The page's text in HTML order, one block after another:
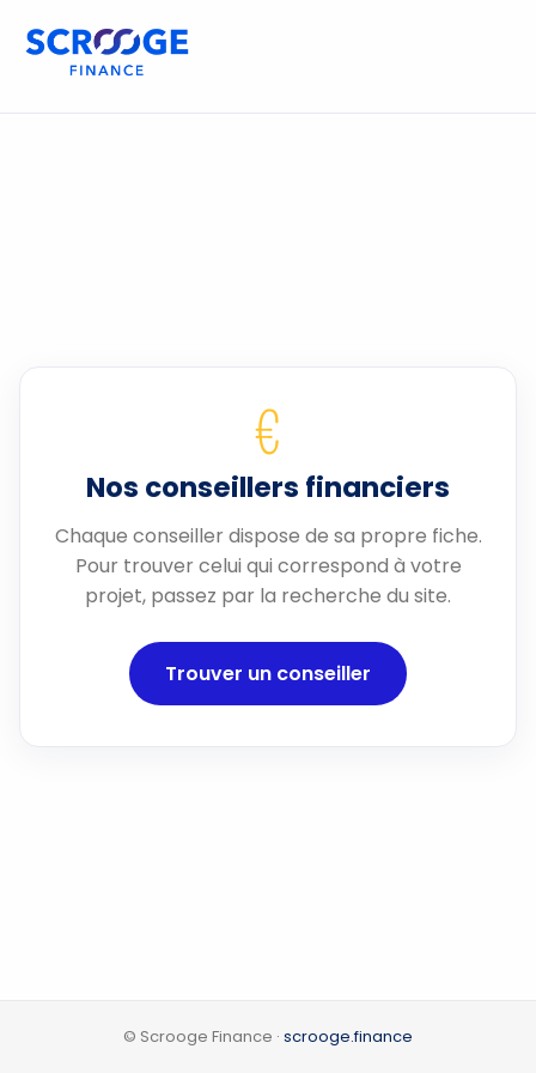
€
Nos conseillers financiers
Chaque conseiller dispose de sa propre fiche.
Pour trouver celui qui correspond à votre
projet, passez par la recherche du site.
Trouver un conseiller
© Scrooge Finance · scrooge.finance